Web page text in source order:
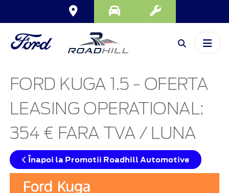
FORD KUGA 1.5 - OFERTA
LEASING OPERATIONAL:
354 € FARA TVA / LUNA
Înapoi la Promotii Roadhill Automotive